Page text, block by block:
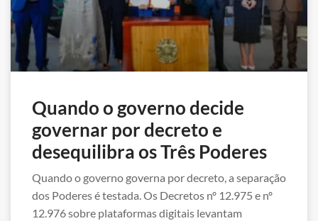
Quando o governo decide
governar por decreto e
desequilibra os Três Poderes
Quando o governo governa por decreto, a separação
dos Poderes é testada. Os Decretos nº 12.975 e nº
12.976 sobre plataformas digitais levantam